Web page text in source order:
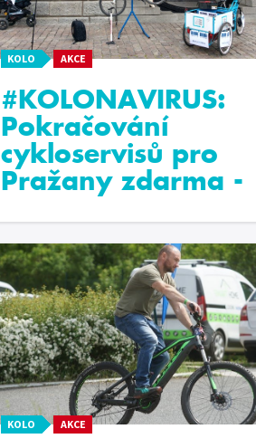
KOLO AKCE
#KOLONAVIRUS:
Pokračování
cykloservisů pro
Pražany zdarma -
KOLO AKCE